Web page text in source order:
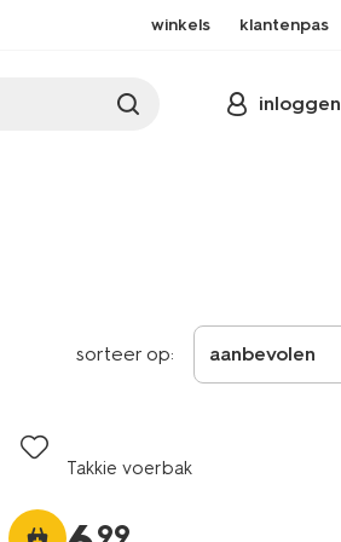
winkels klantenpas
inloggen
sorteer op: aanbevolen
Takkie voerbak